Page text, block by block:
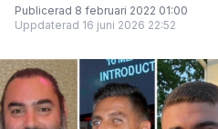
Publicerad 8 februari 2022 01:00
Uppdaterad 16 juni 2026 22:52